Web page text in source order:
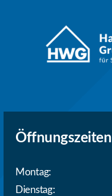
Öffnungszeiten
Montag:
Dienstag: